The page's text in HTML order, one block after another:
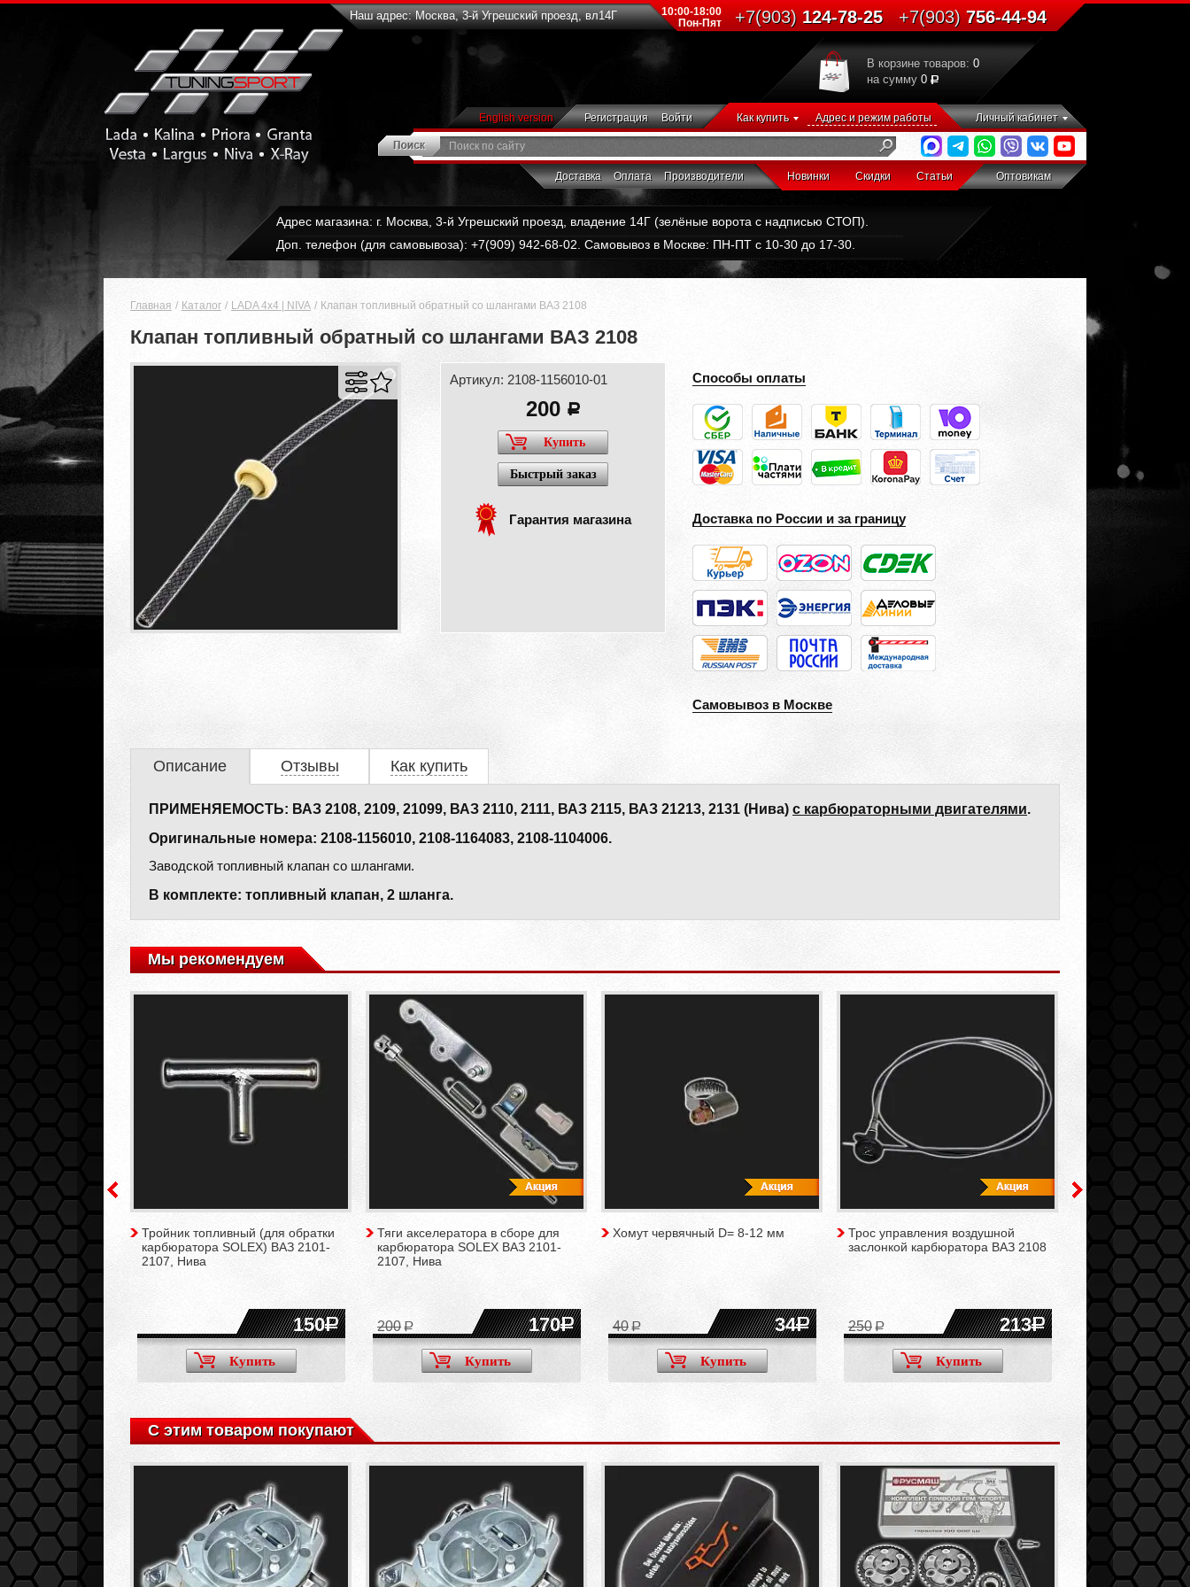
Наш адрес: Москва, 3-й Угрешский проезд, вл14Г
10:00-18:00
Пон-Пят
+7(903)124-78-25 +7(903)756-44-94
В корзине товаров: 0
на сумму 0
English version Регистрация Войти Как купить Адрес и режим работы Личный кабинет
Доставка Оплата Производители Новинки Скидки Статьи Оптовикам
Адрес магазина: г. Москва, 3-й Угрешский проезд, владение 14Г (зелёные ворота с надписью СТОП).
Доп. телефон (для самовывоза): +7(909) 942-68-02. Самовывоз в Москве: ПН-ПТ с 10-30 до 17-30.
Главная Каталог LADA 4x4 | NIVA Клапан топливный обратный со шлангами ВАЗ 2108
Клапан топливный обратный со шлангами ВАЗ 2108
Артикул: 2108-1156010-01
200 a
Купить
Быстрый заказ
Гарантия магазина
Способы оплаты
Доставка по России и за границу
Самовывоз в Москве
Описание Отзывы Как купить
ПРИМЕНЯЕМОСТЬ: ВАЗ 2108, 2109, 21099, ВАЗ 2110, 2111, ВАЗ 2115, ВАЗ 21213, 2131 (Нива) с карбюраторными двигателями.
Оригинальные номера: 2108-1156010, 2108-1164083, 2108-1104006.
Заводской топливный клапан со шлангами.
В комплекте: топливный клапан, 2 шланга.
Мы рекомендуем
(проставка)
21099, 2110,
170
Тройник топливный (для обратки
карбюратора SOLEX) ВАЗ 2101-
2107, Нива
150
Купить
Тяги акселератора в сборе для
карбюратора SOLEX ВАЗ 2101-
2107, Нива
170
200
Купить
Хомут червячный D= 8-12 мм
34
40
Купить
Трос управления воздушной
заслонкой карбюратора ВАЗ 2108
213
250
Купить
Прокладка
для а/м ВАЗ
2111, 2115
С этим товаром покупают